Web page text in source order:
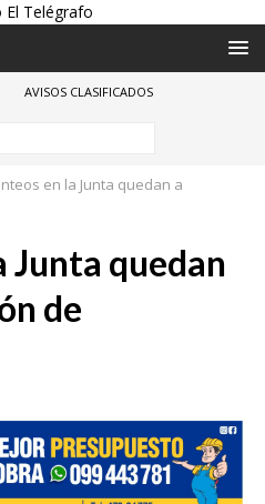
AVISOS CLASIFICADOS
en la Junta quedan a
Junta quedan
de